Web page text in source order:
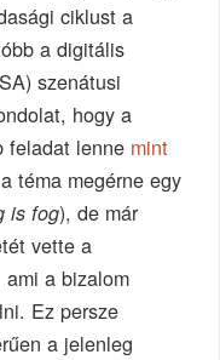
ciklust a
a digitális
szenátusi
hogy a
feladat lenne mint
téma megérne egy
is fog), de már
vette a
a bizalom
Ez persze
a jelenleg